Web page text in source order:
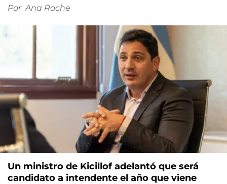
Por Ana Roche
Un ministro de Kicillof adelantó que será
candidato a intendente el año que viene